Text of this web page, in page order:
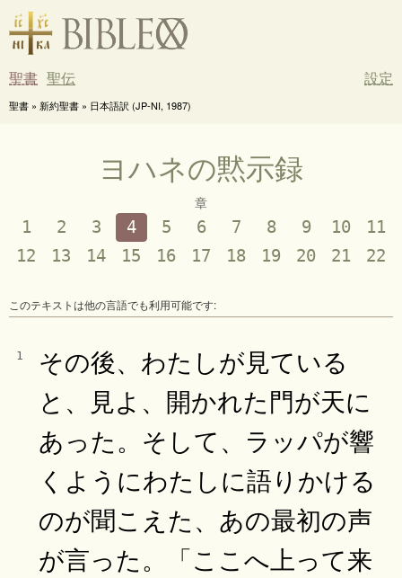
聖書 聖伝 設定
聖書 » 新約聖書 » 日本語訳 (JP-NI, 1987)
ヨハネの黙示録
章
1 2 3 4 5 6 7 8 9 10
11
12
13 14 15 16 17 18 19 20 21 22
このテキストは他の言語でも利用可能です:
1
その後、わたしが見ている
と、見よ、開かれた門が天に
あった。そして、ラッパが響
くようにわたしに語りかける
のが聞こえた、あの最初の声
が言った。「ここへ上って来